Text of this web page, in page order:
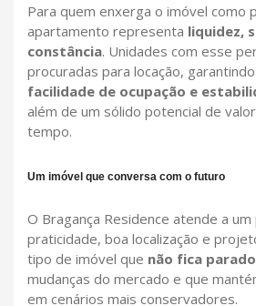
Para quem enxerga o imóvel como
apartamento representa liquidez,
constância. Unidades com esse
procuradas para locação, garantindo
facilidade de ocupação e
além de um sólido potencial de
tempo.
Um imóvel que conversa com o futuro
O Bragança Residence atende a
praticidade, boa localização e
tipo de imóvel que não fica parado
mudanças do mercado e que
em cenários mais conservadores.